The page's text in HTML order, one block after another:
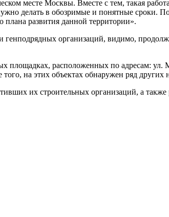
месте Москвы. Вместе с тем, такая
делать в обозримые и понятные сроки.
плана развития данной территории».
организаций, видимо,
площадках, расположенных по адресам:
на этих объектах обнаружен ряд других
их строительных организаций, а